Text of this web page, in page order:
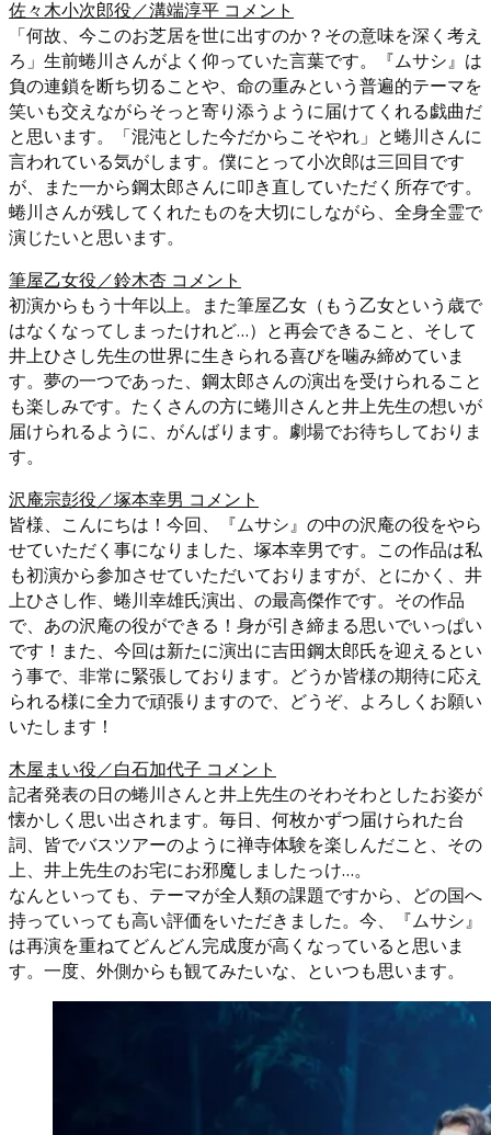
佐々木小次郎役／溝端淳平 コメント
「何故、今このお芝居を世に出すのか？その意味を深く考え
ろ」生前蜷川さんがよく仰っていた言葉です。『ムサシ』は
負の連鎖を断ち切ることや、命の重みという普遍的テーマを
笑いも交えながらそっと寄り添うように届けてくれる戯曲だ
と思います。「混沌とした今だからこそやれ」と蜷川さんに
言われている気がします。僕にとって小次郎は三回目です
が、また一から鋼太郎さんに叩き直していただく所存です。
蜷川さんが残してくれたものを大切にしながら、全身全霊で
演じたいと思います。
筆屋乙女役／鈴木杏 コメント
初演からもう十年以上。また筆屋乙女（もう乙女という歳で
はなくなってしまったけれど…）と再会できること、そして
井上ひさし先生の世界に生きられる喜びを噛み締めていま
す。夢の一つであった、鋼太郎さんの演出を受けられること
も楽しみです。たくさんの方に蜷川さんと井上先生の想いが
届けられるように、がんばります。劇場でお待ちしておりま
す。
沢庵宗彭役／塚本幸男 コメント
皆様、こんにちは！今回、『ムサシ』の中の沢庵の役をやら
せていただく事になりました、塚本幸男です。この作品は私
も初演から参加させていただいておりますが、とにかく、井
上ひさし作、蜷川幸雄氏演出、の最高傑作です。その作品
で、あの沢庵の役ができる！身が引き締まる思いでいっぱい
です！また、今回は新たに演出に吉田鋼太郎氏を迎えるとい
う事で、非常に緊張しております。どうか皆様の期待に応え
られる様に全力で頑張りますので、どうぞ、よろしくお願い
いたします！
木屋まい役／白石加代子 コメント
記者発表の日の蜷川さんと井上先生のそわそわとしたお姿が
懐かしく思い出されます。毎日、何枚かずつ届けられた台
詞、皆でバスツアーのように禅寺体験を楽しんだこと、その
上、井上先生のお宅にお邪魔しましたっけ…。
なんといっても、テーマが全人類の課題ですから、どの国へ
持っていっても高い評価をいただきました。今、『ムサシ』
は再演を重ねてどんどん完成度が高くなっていると思いま
す。一度、外側からも観てみたいな、といつも思います。